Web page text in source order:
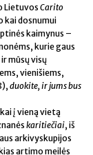
Lietuvos Carito
kai dosnumui
kaimynus –
kurie gaus
mūsų visų
vienišiems,
duokite, ir jums bus
į vieną vietą
karitiečiai, iš
arkivyskupijos
artimo meilės